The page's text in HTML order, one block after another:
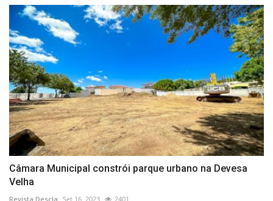
Câmara Municipal constrói parque urbano na Devesa
Velha
Revista Descla Set 16, 2023 2401